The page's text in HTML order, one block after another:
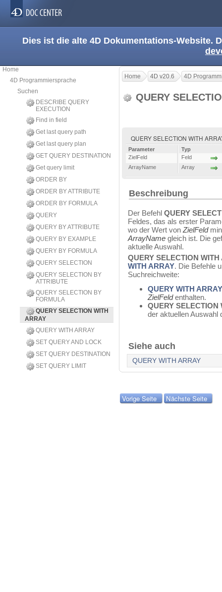
Dies ist die alte 4D Dokumentations-Website.
Home
4D Programmiersprache
Suchen
DESCRIBE QUERY
EXECUTION
Find in field
Get last query path
Get last query plan
GET QUERY DESTINATION
Get query limit
ORDER BY
ORDER BY ATTRIBUTE
ORDER BY FORMULA
QUERY
QUERY BY ATTRIBUTE
QUERY BY EXAMPLE
QUERY BY FORMULA
QUERY SELECTION
QUERY SELECTION BY
ATTRIBUTE
QUERY SELECTION BY
FORMULA
QUERY SELECTION WITH
ARRAY
QUERY WITH ARRAY
SET QUERY AND LOCK
SET QUERY DESTINATION
SET QUERY LIMIT
Home 4D v20.6 4D
QUERY
QUERY SELECTION WITH
Parameter
Typ
ZielFeld
Feld
ArrayName
Array
Beschreibung
Der Befehl QUERY
Feldes, das als erster
wo der Wert vonZielFeld
ArrayName gleich ist. Die
aktuelle Auswahl.
QUERY SELECTION WITH
WITH ARRAY. Die Befehle
Suchreichweite:
QUERY WITH ARRAY
ZielFeldenthalten.
QUERY SELECTION
der aktuellen Auswahl
Siehe auch
QUERY WITH ARRAY
Vorige Seite Nächste Seite